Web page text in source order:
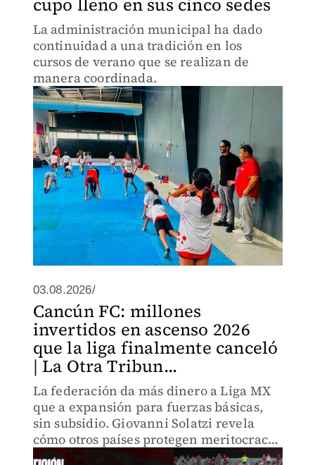
La administración municipal ha dado
continuidad a una tradición en los
cursos de verano que se realizan de
manera coordinada.
03.08.2026/
Cancún FC: millones
invertidos en ascenso 2026
que la liga finalmente canceló
| La Otra Tribun...
La federación da más dinero a Liga MX
que a expansión para fuerzas básicas,
sin subsidio. Giovanni Solatzi revela
cómo otros países protegen meritocracia
deportiva con leyes. ¿Por qué México no?